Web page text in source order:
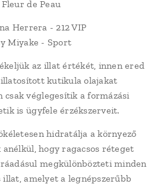
de Peau
Herrera - 212 VIP
Miyake - Sport
az illat értékét, innen ered
illatosított kutikula olajakat
csak véglegesítik a formázási
is ügyfele érzékszerveit.
hidratálja a környező
hogy ragacsos réteget
megkülönbözteti minden
illat, amelyet a legnépszerűbb